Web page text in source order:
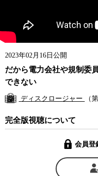
2023年02月16日公開
だから電力会社や規制委
できない
ディスクロージャー （
完全版視聴について
会員登